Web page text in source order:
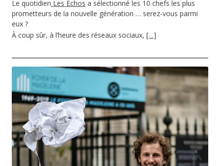
Le quotidien Les Échos a sélectionné les 10 chefs les plus
prometteurs de la nouvelle génération … serez-vous parmi
eux ?
À coup sûr, à l’heure des réseaux sociaux, […]